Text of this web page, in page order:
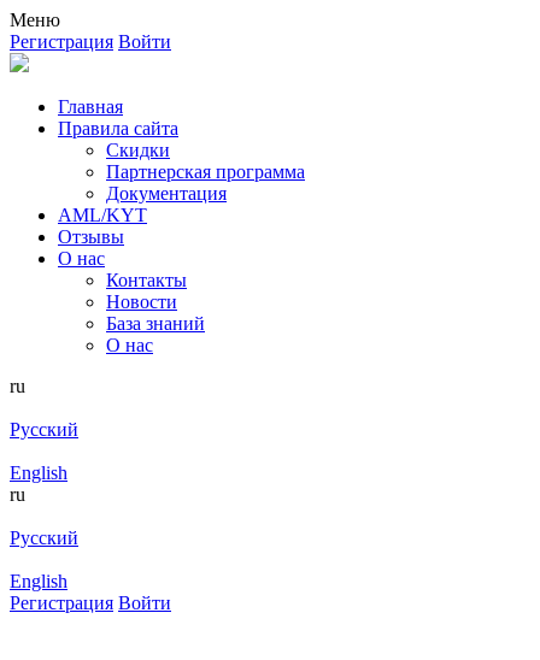
Меню
Регистрация Войти
Главная
Правила сайта
Скидки
Партнерская программа
Документация
AML/KYT
Отзывы
О нас
Контакты
Новости
База знаний
О нас
ru
Русский
English
ru
Русский
English
Регистрация Войти